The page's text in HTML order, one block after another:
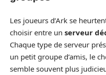
Les joueurs d’Ark se
choisir entre un serveur
Chaque type de serveur
un petit groupe d’amis, le
semble souvent plus